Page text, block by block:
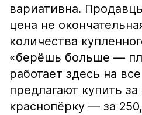
вариативна.
цена не
количества
«берёшь больше —
работает здесь на
предлагают купить
краснопёрку — за